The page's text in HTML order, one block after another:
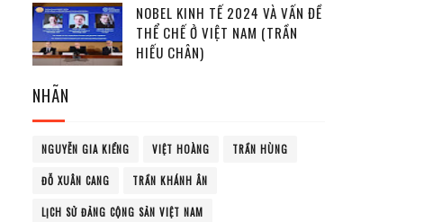
NOBEL KINH TẾ 2024 VÀ VẤN ĐỀ
THỂ CHẾ Ở VIỆT NAM (TRẦN
HIẾU CHÂN)
NHÃN
NGUYỄN GIA KIỂNG VIỆT HOÀNG TRẦN HÙNG
ĐỖ XUÂN CANG TRẦN KHÁNH ÂN
LỊCH SỬ ĐẢNG CỘNG SẢN VIỆT NAM